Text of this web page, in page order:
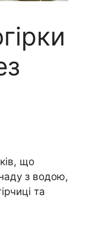
що
з водою,
та